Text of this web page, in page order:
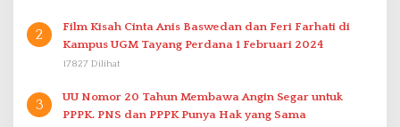
2
Film Kisah Cinta Anis Baswedan dan Feri Farhati di
Kampus UGM Tayang Perdana 1 Februari 2024
17827 Dilihat
3
UU Nomor 20 Tahun Membawa Angin Segar untuk
PPPK. PNS dan PPPK Punya Hak yang Sama